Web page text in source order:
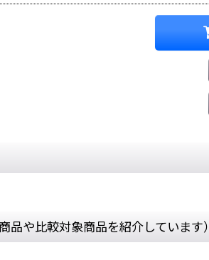
品や比較対象商品を紹介しています）